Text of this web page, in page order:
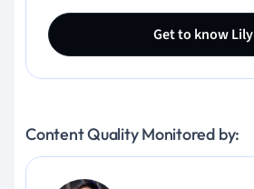
Get to know Lily
Content Quality Monitored by: